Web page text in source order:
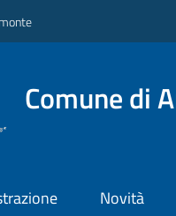
Comune di
Novità